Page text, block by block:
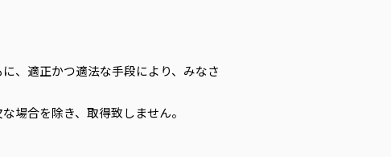
、適正かつ適法な手段により、みなさ
場合を除き、取得致しません。